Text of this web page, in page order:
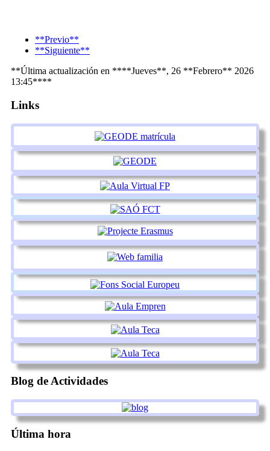
**Previo**
**Siguiente**
**Última actualización en ****Jueves**, 26 **Febrero** 2026
13:45****
Links
Blog de Actividades
Última hora